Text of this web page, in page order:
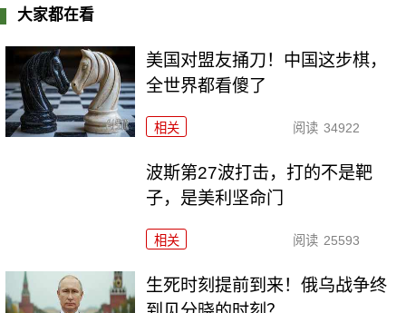
大家都在看
美国对盟友捅刀！中国这步棋，
全世界都看傻了
相关 阅读 34922
波斯第27波打击，打的不是靶
子，是美利坚命门
相关 阅读 25593
生死时刻提前到来！俄乌战争终